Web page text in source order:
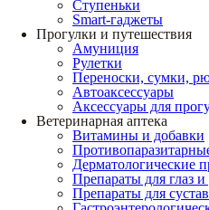
Ступеньки
Smart-гаджеты
Прогулки и путешествия
Амуниция
Рулетки
Переноски, сумки,
Автоаксессуары
Аксессуары для
Ветеринарная аптека
Витамины и добавки
Дерматологические
Препараты для глаз
Препараты для